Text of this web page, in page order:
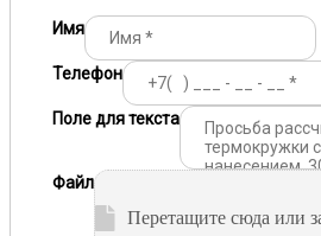
Имя
Телефон
Поле для текста
Файл
Перетащите сюда или